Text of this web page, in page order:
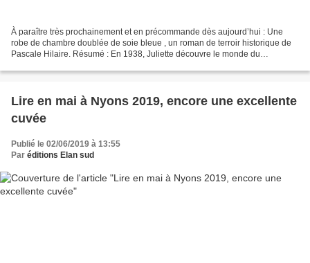
À paraître très prochainement et en précommande dès aujourd’hui : Une
robe de chambre doublée de soie bleue , un roman de terroir historique de
Pascale Hilaire. Résumé : En 1938, Juliette découvre le monde du
Lire en mai à Nyons 2019, encore une excellente
cuvée
Publié le 02/06/2019 à 13:55
Par éditions Elan sud